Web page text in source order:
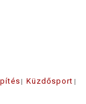
Küzdősport